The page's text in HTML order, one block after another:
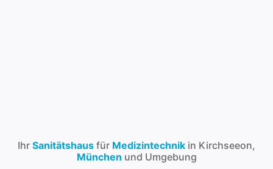
Ihr Sanitätshaus für Medizintechnik in Kirchseeon,
München und Umgebung